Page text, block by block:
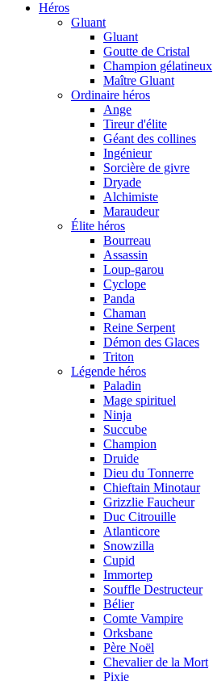
Héros
Gluant
Gluant
Goutte de Cristal
Champion gélatineux
Maître Gluant
Ordinaire héros
Ange
Tireur d'élite
Géant des collines
Ingénieur
Sorcière de givre
Dryade
Alchimiste
Maraudeur
Élite héros
Bourreau
Assassin
Loup-garou
Cyclope
Panda
Chaman
Reine Serpent
Démon des Glaces
Triton
Légende héros
Paladin
Mage spirituel
Ninja
Succube
Champion
Druide
Dieu du Tonnerre
Chieftain Minotaur
Grizzlie Faucheur
Duc Citrouille
Atlanticore
Snowzilla
Cupid
Immortep
Souffle Destructeur
Bélier
Comte Vampire
Orksbane
Père Noël
Chevalier de la Mort
Pixie